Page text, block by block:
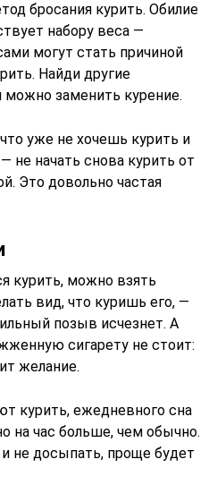
бросания курить. Обилие
набору веса —
могут стать причиной
Найди другие
заменить курение.
уже не хочешь курить и
не начать снова курить от
Это довольно частая
курить, можно взять
вид, что куришь его, —
позыв исчезнет. А
сигарету не стоит:
желание.
курить, ежедневного сна
на час больше, чем обычно.
не досыпать, проще будет